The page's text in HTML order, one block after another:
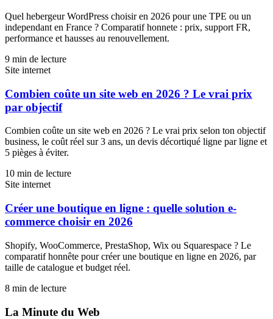
Quel hebergeur WordPress choisir en 2026 pour une TPE ou un
independant en France ? Comparatif honnete : prix, support FR,
performance et hausses au renouvellement.
9 min de lecture
Site internet
Combien coûte un site web en 2026 ? Le vrai prix
par objectif
Combien coûte un site web en 2026 ? Le vrai prix selon ton objectif
business, le coût réel sur 3 ans, un devis décortiqué ligne par ligne et
5 pièges à éviter.
10 min de lecture
Site internet
Créer une boutique en ligne : quelle solution e-
commerce choisir en 2026
Shopify, WooCommerce, PrestaShop, Wix ou Squarespace ? Le
comparatif honnête pour créer une boutique en ligne en 2026, par
taille de catalogue et budget réel.
8 min de lecture
La Minute du Web